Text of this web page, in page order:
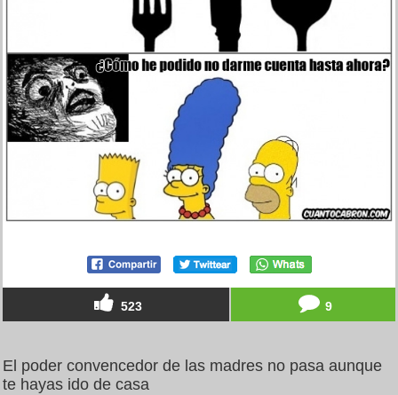
523 9
El poder convencedor de las madres no pasa aunque
te hayas ido de casa